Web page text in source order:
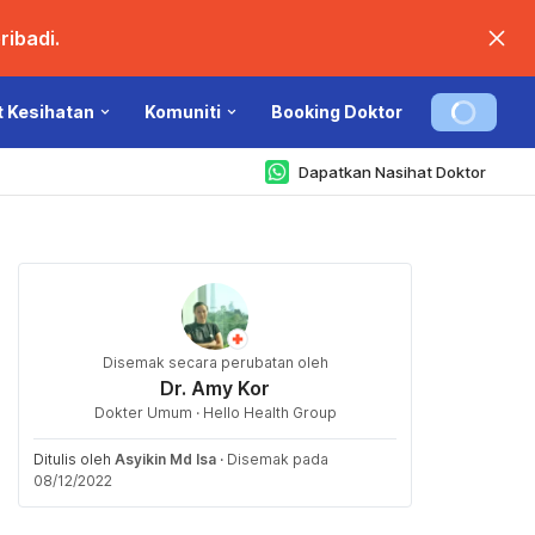
Kesihatan Komuniti Booking Doktor
Dapatkan Nasihat Doktor
Disemak secara perubatan oleh
Dr. Amy Kor
Dokter Umum · Hello Health Group
Ditulis oleh Asyikin Md Isa · Disemak pada
08/12/2022